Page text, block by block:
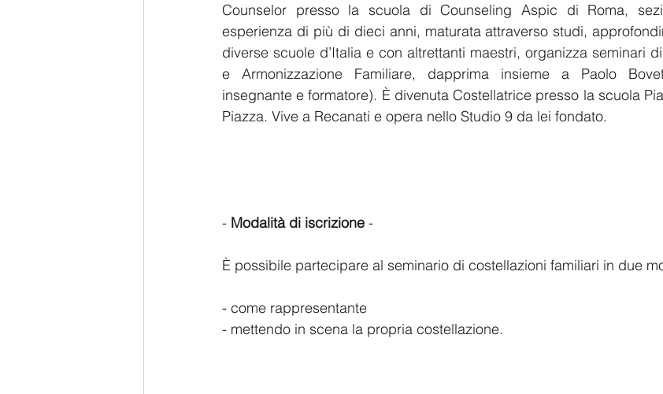
Counselor presso la scuola di Counseling Aspic di Roma,
esperienza di più di dieci anni, maturata attraverso studi,
diverse scuole d’Italia e con altrettanti maestri, organizza seminari
e Armonizzazione Familiare, dapprima insieme a Paolo
insegnante e formatore). È divenuta Costellatrice presso la scuola
Piazza. Vive a Recanati e opera nello Studio 9 da lei fondato.
- Modalità di iscrizione -
È possibile partecipare al seminario di costellazioni familiari in due
- come rappresentante
- mettendo in scena la propria costellazione.